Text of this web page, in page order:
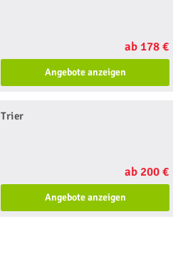
ab 178 €
Angebote anzeigen
Trier
ab 200 €
Angebote anzeigen